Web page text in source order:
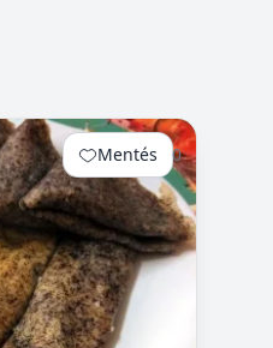
Mentés 0